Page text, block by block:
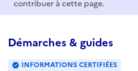
contribuer à cette page.
Démarches & guides
INFORMATIONS CERTIFIÉES